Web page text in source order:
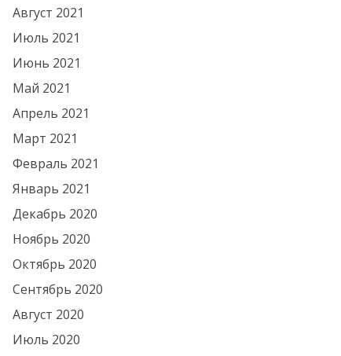
Август 2021
Июль 2021
Июнь 2021
Май 2021
Апрель 2021
Март 2021
Февраль 2021
Январь 2021
Декабрь 2020
Ноябрь 2020
Октябрь 2020
Сентябрь 2020
Август 2020
Июль 2020